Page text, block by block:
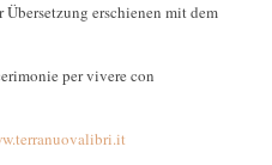
erschienen mit dem
per vivere con